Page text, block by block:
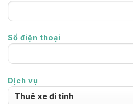
Số điện thoại
Dịch vụ